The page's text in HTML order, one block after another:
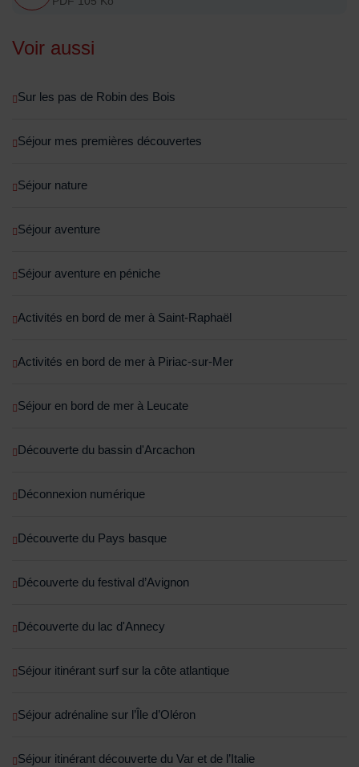
Voir aussi
Sur les pas de Robin des Bois
Séjour mes premières découvertes
Séjour nature
Séjour aventure
Séjour aventure en péniche
Activités en bord de mer à Saint-Raphaël
Activités en bord de mer à Piriac-sur-Mer
Séjour en bord de mer à Leucate
Découverte du bassin d'Arcachon
Déconnexion numérique
Découverte du Pays basque
Découverte du festival d’Avignon
Découverte du lac d'Annecy
Séjour itinérant surf sur la côte atlantique
Séjour adrénaline sur l’Île d’Oléron
Séjour itinérant découverte du Var et de l’Italie